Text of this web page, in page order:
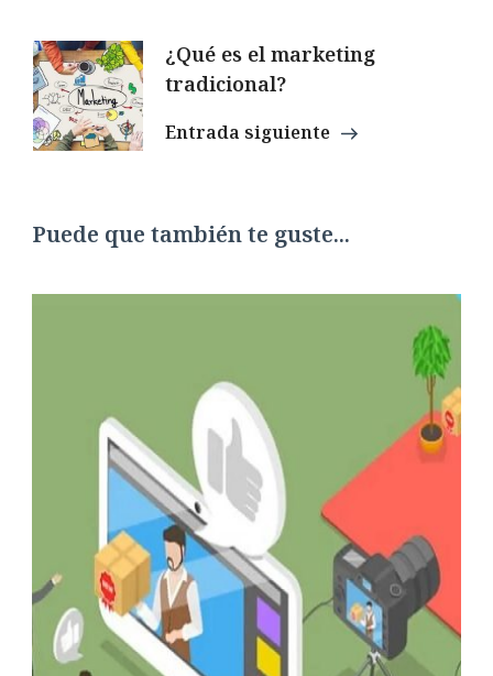
¿Qué es el marketing
tradicional?
Entrada siguiente
Puede que también te guste...